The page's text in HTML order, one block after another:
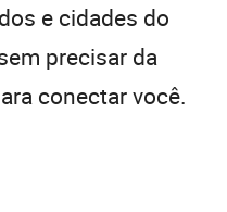
e cidades do
precisar da
conectar você.